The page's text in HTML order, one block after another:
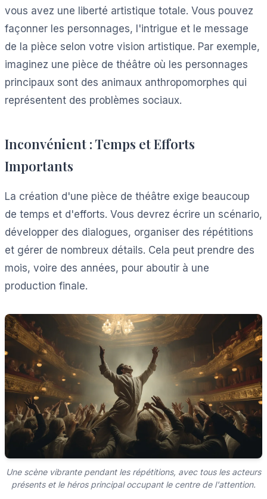
vous avez une liberté artistique totale. Vous pouvez
façonner les personnages, l'intrigue et le message
de la pièce selon votre vision artistique. Par exemple,
imaginez une pièce de théâtre où les personnages
principaux sont des animaux anthropomorphes qui
représentent des problèmes sociaux.
Inconvénient : Temps et Efforts
Importants
La création d'une pièce de théâtre exige beaucoup
de temps et d'efforts. Vous devrez écrire un scénario,
développer des dialogues, organiser des répétitions
et gérer de nombreux détails. Cela peut prendre des
mois, voire des années, pour aboutir à une
production finale.
Une scène vibrante pendant les répétitions, avec tous les acteurs
présents et le héros principal occupant le centre de l'attention.